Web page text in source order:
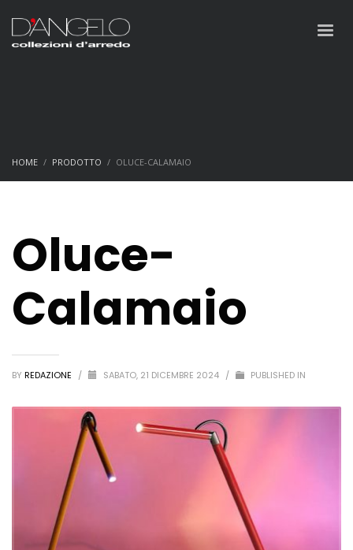
HOME PRODOTTO OLUCE-CALAMAIO
Oluce-
Calamaio
BY REDAZIONE / SABATO, 21 DICEMBRE 2024 / PUBLISHED IN